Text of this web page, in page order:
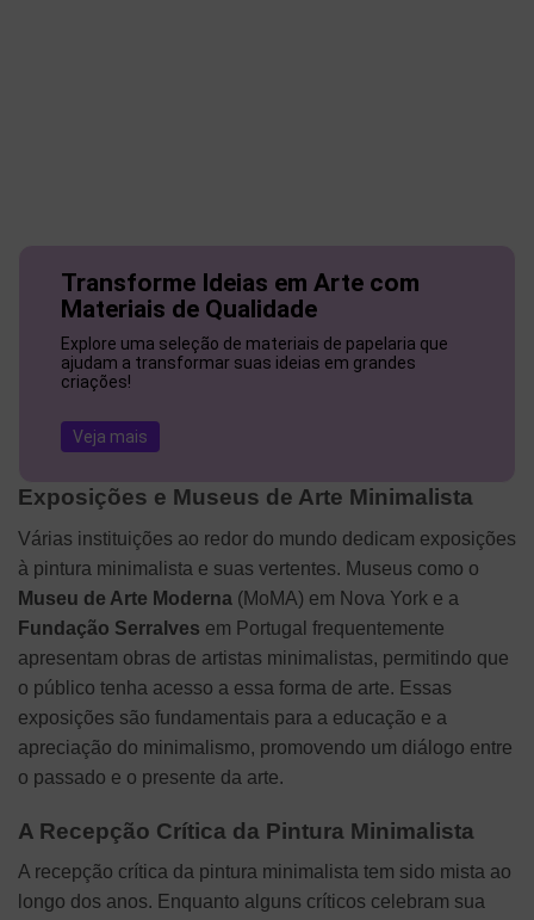
Transforme Ideias em Arte com
Materiais de Qualidade
Explore uma seleção de materiais de papelaria que
ajudam a transformar suas ideias em grandes
criações!
Veja mais
Exposições e Museus de Arte Minimalista
Várias instituições ao redor do mundo dedicam exposições
à pintura minimalista e suas vertentes. Museus como o
Museu de Arte Moderna (MoMA) em Nova York e a
Fundação Serralves em Portugal frequentemente
apresentam obras de artistas minimalistas, permitindo que
o público tenha acesso a essa forma de arte. Essas
exposições são fundamentais para a educação e a
apreciação do minimalismo, promovendo um diálogo entre
o passado e o presente da arte.
A Recepção Crítica da Pintura Minimalista
A recepção crítica da pintura minimalista tem sido mista ao
longo dos anos. Enquanto alguns críticos celebram sua